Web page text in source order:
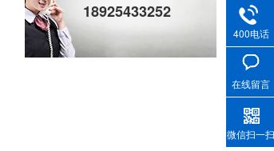
18925433252
400电话
在线留言
微信扫一扫